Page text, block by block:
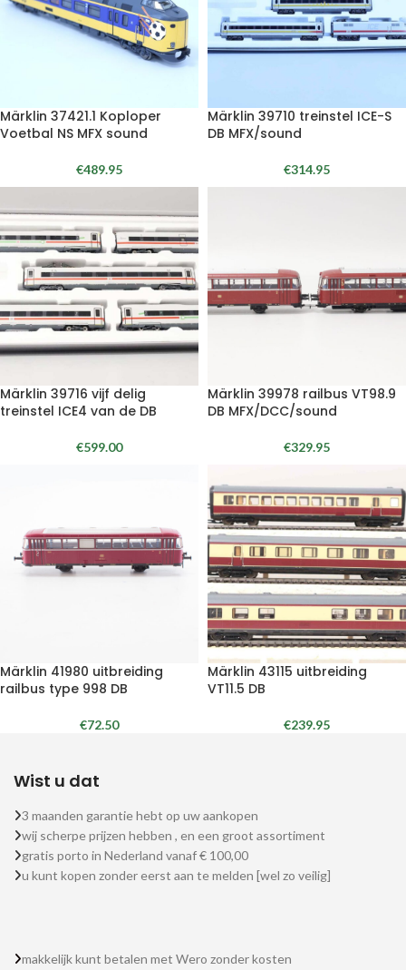
Märklin 37421.1 Koploper
Voetbal NS MFX sound
€489.95
Märklin 39710 treinstel ICE-S
DB MFX/sound
€314.95
Märklin 39716 vijf delig
treinstel ICE4 van de DB
€599.00
Märklin 39978 railbus VT98.9
DB MFX/DCC/sound
€329.95
Märklin 41980 uitbreiding
railbus type 998 DB
€72.50
Märklin 43115 uitbreiding
VT11.5 DB
€239.95
Wist u dat
3 maanden garantie hebt op uw aankopen
wij scherpe prijzen hebben , en een groot assortiment
gratis porto in Nederland vanaf € 100,00
u kunt kopen zonder eerst aan te melden [wel zo veilig]
makkelijk kunt betalen met Wero zonder kosten